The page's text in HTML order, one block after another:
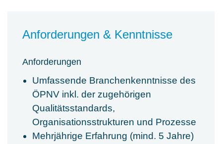
Anforderungen & Kenntnisse
Anforderungen
Umfassende Branchenkenntnisse des
ÖPNV inkl. der zugehörigen
Qualitätsstandards,
Organisationsstrukturen und Prozesse
Mehrjährige Erfahrung (mind. 5 Jahre)